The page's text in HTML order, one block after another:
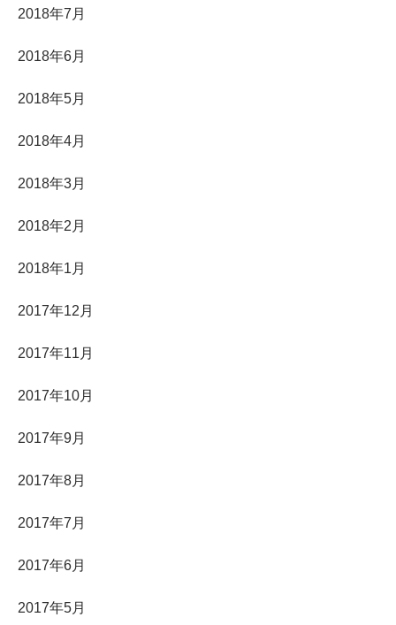
2018年7月
2018年6月
2018年5月
2018年4月
2018年3月
2018年2月
2018年1月
2017年12月
2017年11月
2017年10月
2017年9月
2017年8月
2017年7月
2017年6月
2017年5月